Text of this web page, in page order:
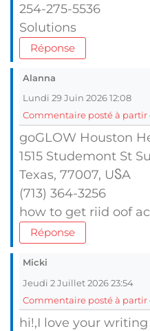
254-275-5536
Solutions
Réponse
Alanna
Lundi 29 Juin 2026 12:08
Commentaire posté à partir
goGLOW Houston
1515 Studemont Ѕt
Texas, 77007, UႽA
(713) 364-3256
how to get riid oof
Réponse
Micki
Jeudi 2 Juillet 2026 23:54
Commentaire posté à partir
hi!,I love your